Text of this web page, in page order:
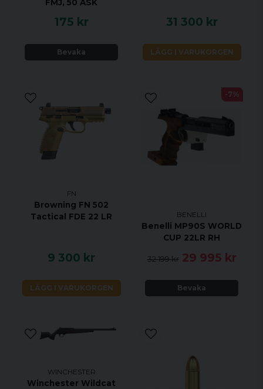
FMJ, 50 ASK
175 kr
Bevaka
31 300 kr
LÄGG I VARUKORGEN
FN
Browning FN 502
Tactical FDE 22 LR
9 300 kr
LÄGG I VARUKORGEN
BENELLI
Benelli MP90S WORLD
CUP 22LR RH
32 199 kr 29 995 kr
Bevaka
-7%
WINCHESTER
Winchester Wildcat